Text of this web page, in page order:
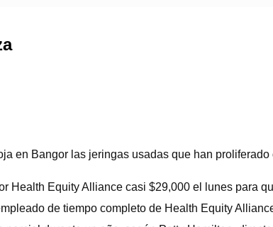
en Bangor las jeringas usadas que han
Health Equity Alliance casi $29,000 el lunes para
de tiempo completo de Health Equity